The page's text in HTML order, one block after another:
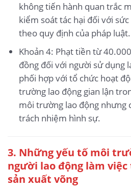
không tiến hành quan trắc
kiểm soát tác hại đối với
theo quy định của pháp luật.
Khoản 4: Phạt tiền từ
đồng đối với người sử dụng
phối hợp với tổ chức hoạt
trường lao động gian lận
môi trường lao động nhưng
trách nhiệm hình sự.
3. Những yếu tố môi
người lao động làm
sản xuất võng